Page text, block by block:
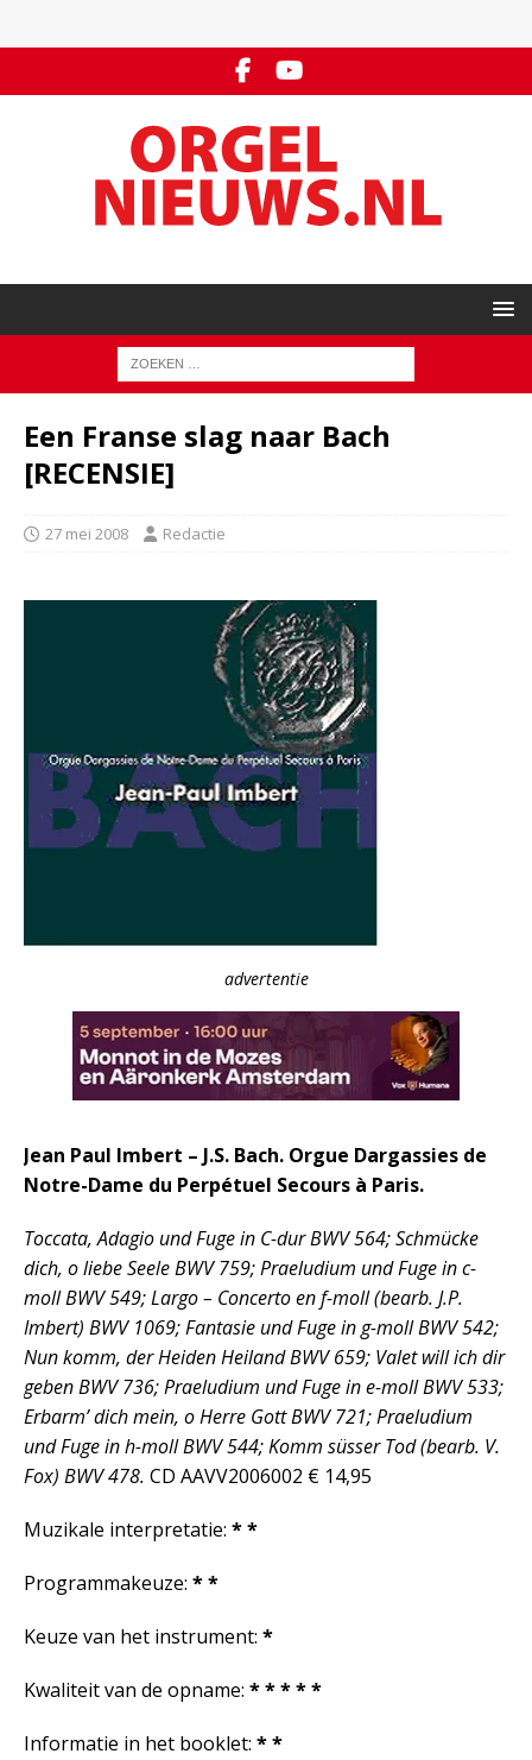
Een Franse slag naar Bach
[RECENSIE]
27 mei 2008 Redactie
advertentie
Jean Paul Imbert – J.S. Bach. Orgue Dargassies de
Notre-Dame du Perpétuel Secours à Paris.
Toccata, Adagio und Fuge in C-dur BWV 564; Schmücke
dich, o liebe Seele BWV 759; Praeludium und Fuge in c-
moll BWV 549; Largo – Concerto en f-moll (bearb. J.P.
Imbert) BWV 1069; Fantasie und Fuge in g-moll BWV 542;
Nun komm, der Heiden Heiland BWV 659; Valet will ich dir
geben BWV 736; Praeludium und Fuge in e-moll BWV 533;
Erbarm’ dich mein, o Herre Gott BWV 721; Praeludium
und Fuge in h-moll BWV 544; Komm süsser Tod (bearb. V.
Fox) BWV 478. CD AAVV2006002 € 14,95
Muzikale interpretatie: * *
Programmakeuze: * *
Keuze van het instrument: *
Kwaliteit van de opname: * * * * *
Informatie in het booklet: * *